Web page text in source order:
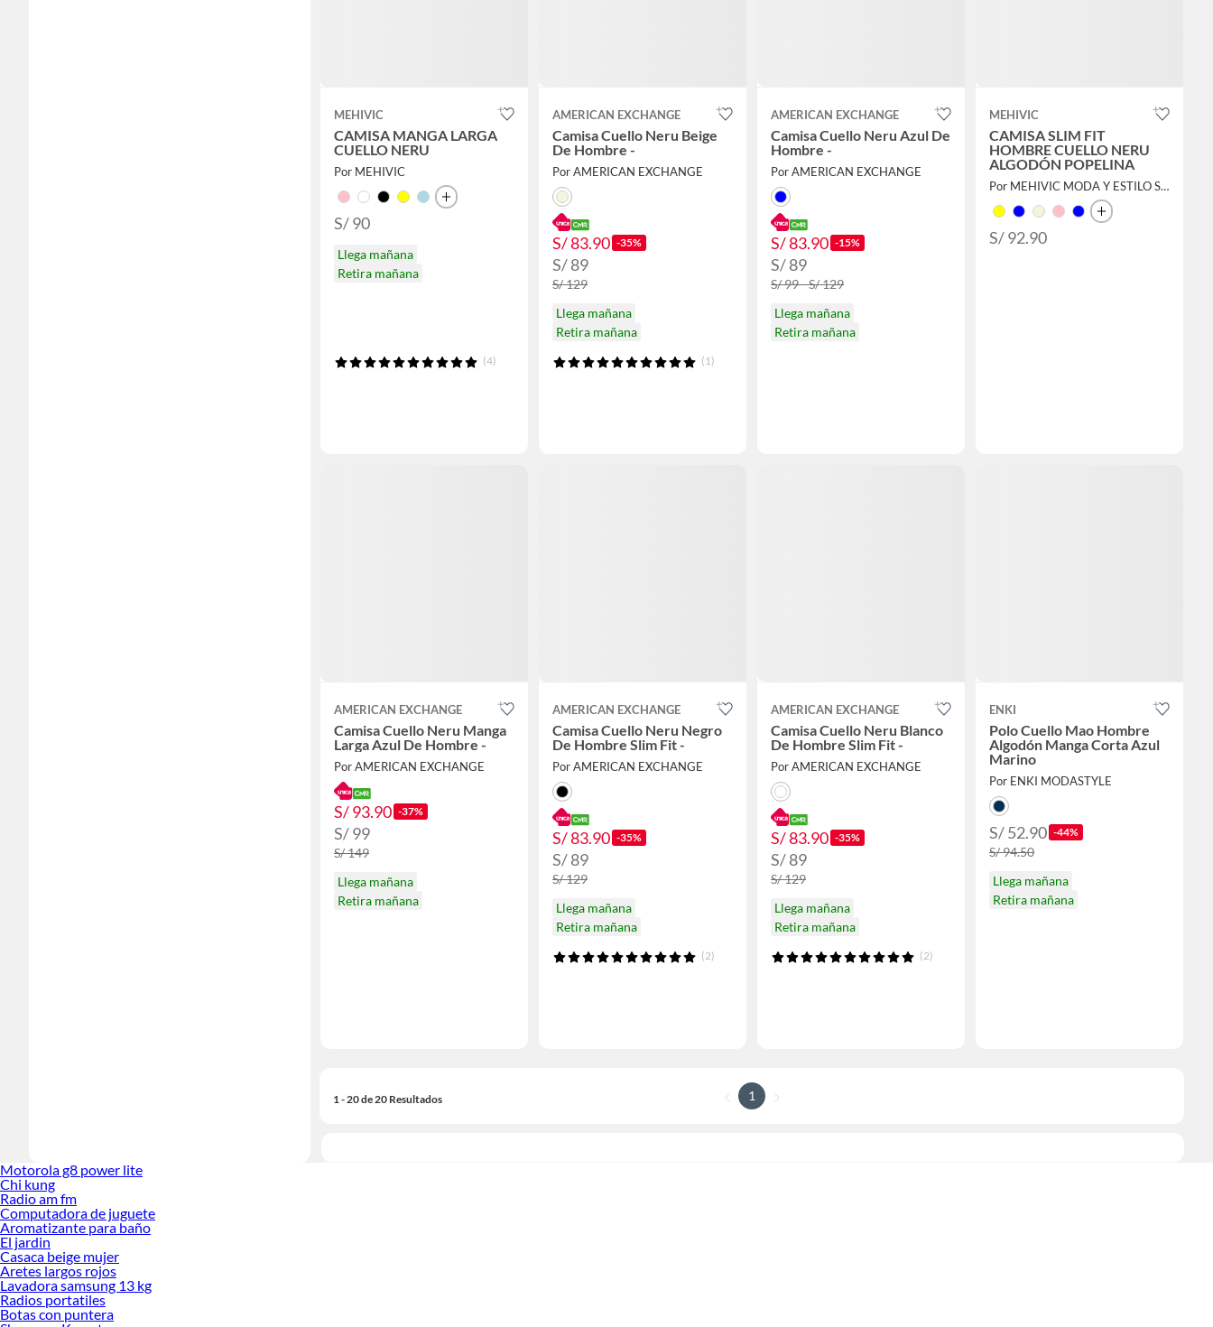
MEHIVIC
CAMISA MANGA LARGA
CUELLO NERU
Por MEHIVIC
S/ 90
Llega mañana
Retira mañana
(4)
AMERICAN EXCHANGE
Camisa Cuello Neru Beige
De Hombre -
Por AMERICAN EXCHANGE
S/ 83.90 -35%
S/ 89
S/ 129
Llega mañana
Retira mañana
(1)
AMERICAN EXCHANGE
Camisa Cuello Neru Azul De
Hombre -
Por AMERICAN EXCHANGE
S/ 83.90 -15%
S/ 89
S/ 99 - S/ 129
Llega mañana
Retira mañana
MEHIVIC
CAMISA SLIM FIT
HOMBRE CUELLO NERU
ALGODÓN POPELINA
Por MEHIVIC MODA Y ESTILO SAC
S/ 92.90
AMERICAN EXCHANGE
Camisa Cuello Neru Manga
Larga Azul De Hombre -
Por AMERICAN EXCHANGE
S/ 93.90 -37%
S/ 99
S/ 149
Llega mañana
Retira mañana
AMERICAN EXCHANGE
Camisa Cuello Neru Negro
De Hombre Slim Fit -
Por AMERICAN EXCHANGE
S/ 83.90 -35%
S/ 89
S/ 129
Llega mañana
Retira mañana
(2)
AMERICAN EXCHANGE
Camisa Cuello Neru Blanco
De Hombre Slim Fit -
Por AMERICAN EXCHANGE
S/ 83.90 -35%
S/ 89
S/ 129
Llega mañana
Retira mañana
(2)
ENKI
Polo Cuello Mao Hombre
Algodón Manga Corta Azul
Marino
Por ENKI MODASTYLE
S/ 52.90 -44%
S/ 94.50
Llega mañana
Retira mañana
1 - 20 de 20 Resultados 1
Motorola g8 power lite
Chi kung
Radio am fm
Computadora de juguete
Aromatizante para baño
El jardin
Casaca beige mujer
Aretes largos rojos
Lavadora samsung 13 kg
Radios portatiles
Botas con puntera